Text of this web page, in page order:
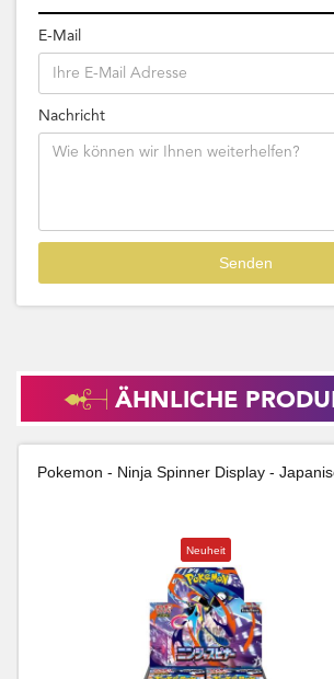
E-Mail
Nachricht
ÄHNLICHE
Pokemon - Ninja Spinner Display -
Neuheit